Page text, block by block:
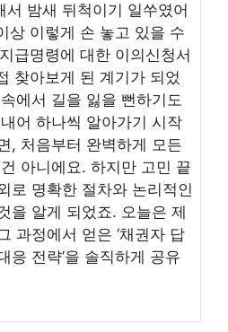
밤새 뒤척이기 일쑤였어
상 이렇게 손 놓고 있을 수
급명령에 대한 이의신청서
찾아보게 된 계기가 되었
에서 길을 잃을 뻔하기도
어 하나씩 알아가기 시작
, 처음부터 완벽하게 모든
아니에요. 하지만 고민 끝
로 명확한 절차와 논리적인
을 알게 되었죠. 오늘은 제
과정에서 얻은 ‘채권자 답
응 전략’을 솔직하게 공유